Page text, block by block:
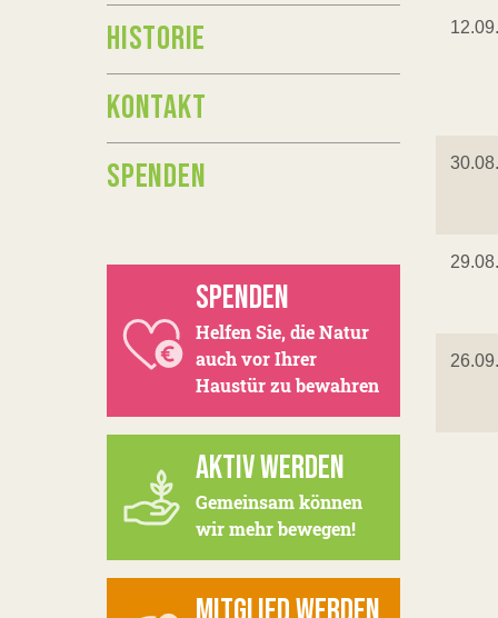
HISTORIE
KONTAKT
SPENDEN
SPENDEN
Helfen Sie, die Natur
auch vor Ihrer
Haustür zu bewahren
AKTIV WERDEN
Gemeinsam können
wir mehr bewegen!